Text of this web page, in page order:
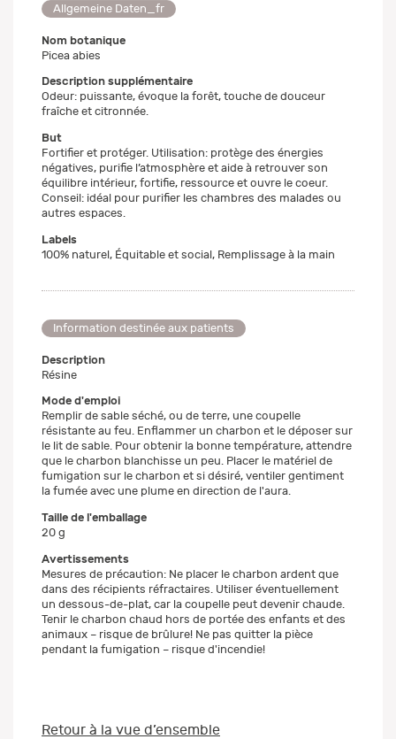
Allgemeine Daten_fr
Nom botanique
Picea abies
Description supplémentaire
Odeur: puissante, évoque la forêt, touche de douceur
fraîche et citronnée.
But
Fortifier et protéger. Utilisation: protège des énergies
négatives, purifie l’atmosphère et aide à retrouver son
équilibre intérieur, fortifie, ressource et ouvre le coeur.
Conseil: idéal pour purifier les chambres des malades ou
autres espaces.
Labels
100% naturel, Équitable et social, Remplissage à la main
Information destinée aux patients
Description
Résine
Mode d'emploi
Remplir de sable séché, ou de terre, une coupelle
résistante au feu. Enflammer un charbon et le déposer sur
le lit de sable. Pour obtenir la bonne température, attendre
que le charbon blanchisse un peu. Placer le matériel de
fumigation sur le charbon et si désiré, ventiler gentiment
la fumée avec une plume en direction de l'aura.
Taille de l'emballage
20 g
Avertissements
Mesures de précaution: Ne placer le charbon ardent que
dans des récipients réfractaires. Utiliser éventuellement
un dessous-de-plat, car la coupelle peut devenir chaude.
Tenir le charbon chaud hors de portée des enfants et des
animaux – risque de brûlure! Ne pas quitter la pièce
pendant la fumigation – risque d'incendie!
Retour à la vue d’ensemble